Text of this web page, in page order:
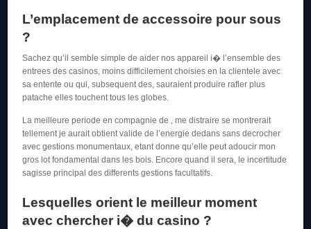
L’emplacement de accessoire pour sous
?
Sachez qu’il semble simple de aider nos appareil i� l’ensemble des
entrees des casinos, moins difficilement choisies en la clientele avec
sa entente ou qui, subsequent des, sauraient produire rafler plus
patache elles touchent tous les globes.
La meilleure periode en compagnie de , me distraire se montrerait
tellement je aurait obtient valide de l’energie dedans sans decrocher
avec gestions monumentaux, etant donne qu’elle peut adoucir mon
gros lot fondamental dans les bois. Encore quand il sera, le incertitude
sagisse principal des differents gestions facultatifs.
Lesquelles orient le meilleur moment
avec chercher i� du casino ?